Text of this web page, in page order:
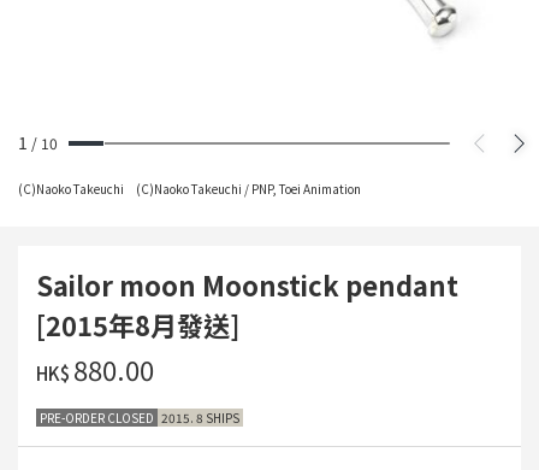
1 / 10
(C)Naoko Takeuchi (C)Naoko Takeuchi / PNP, Toei Animation
Sailor moon Moonstick pendant
[2015年8月發送]
HK$ ‌880.00
PRE-ORDER CLOSED 2015. 8 SHIPS